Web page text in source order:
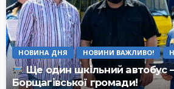
НОВИНА ДНЯ НОВИНИ ВАЖЛИВО!
Ще один шкільний автобус
Борщагівської громади!